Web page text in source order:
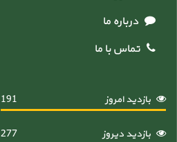
درباره ما
تماس با ما
بازدید امروز 191
بازدید دیروز 277